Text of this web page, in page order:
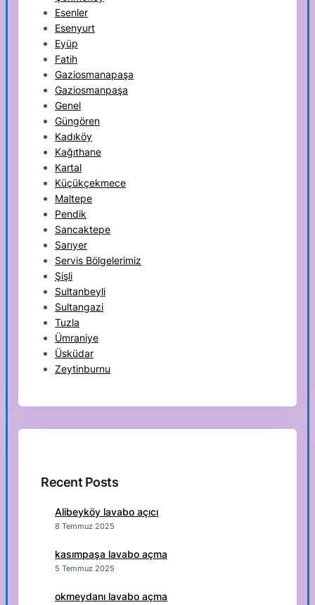
Esenler
Esenyurt
Eyüp
Fatih
Gaziosmanapaşa
Gaziosmanpaşa
Genel
Güngören
Kadıköy
Kağıthane
Kartal
Küçükçekmece
Maltepe
Pendik
Sancaktepe
Sarıyer
Servis Bölgelerimiz
Şişli
Sultanbeyli
Sultangazi
Tuzla
Ümraniye
Üsküdar
Zeytinburnu
Recent Posts
Alibeyköy lavabo açıcı
8 Temmuz 2025
kasımpaşa lavabo açma
5 Temmuz 2025
okmeydanı lavabo açma